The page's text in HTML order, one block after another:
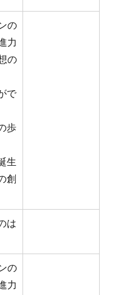
の
力
の
で
歩
生
創
は
の
力